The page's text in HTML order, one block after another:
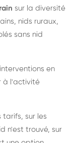
sur la diversité
nids ruraux,
sans nid
en
à l'activité
tarifs, sur les
n'est trouvé, sur